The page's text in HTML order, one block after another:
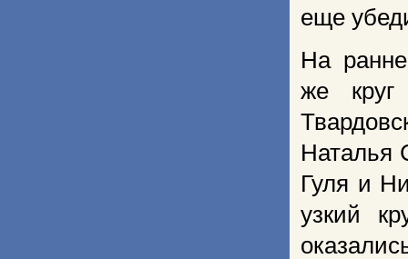
еще
На
же
Наталья
Гуля и
узкий